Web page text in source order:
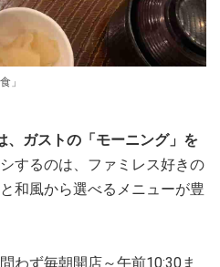
」
、ガストの「モーニング」を
するのは、ファミレス好きの
和風から選べるメニューが豊
わず毎朝開店～午前10:30ま